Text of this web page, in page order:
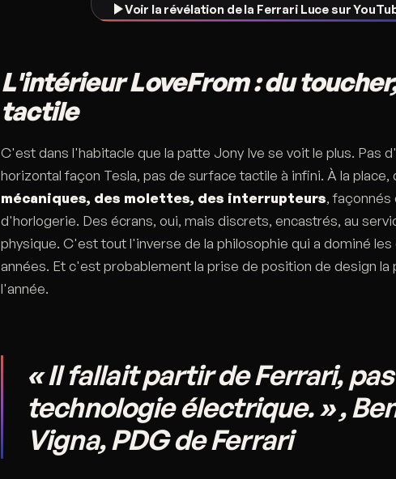
Voir la révélation de la Ferrari Luce sur
L'intérieur LoveFrom : du
tactile
C'est dans l'habitacle que la patte Jony Ive se voit le plus. Pas
horizontal façon Tesla, pas de surface tactile à infini. À la place,
mécaniques, des molettes, des interrupteurs,
d'horlogerie. Des écrans, oui, mais discrets, encastrés, au
physique. C'est tout l'inverse de la philosophie qui a dominé
années. Et c'est probablement la prise de position de design la
l'année.
« Il fallait partir de Ferrari,
technologie électrique. » ,
Vigna, PDG de Ferrari